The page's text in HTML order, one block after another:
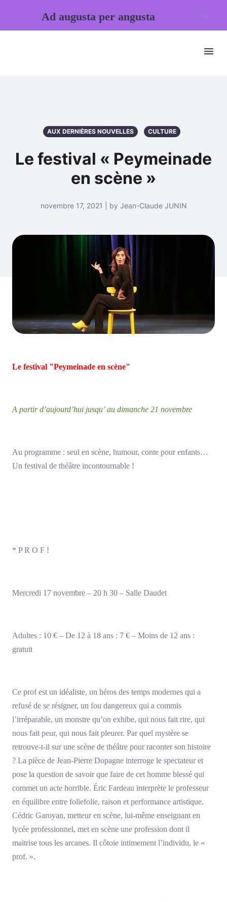
AUX DERNIÈRES NOUVELLES CULTURE
Le festival « Peymeinade
en scène »
novembre 17, 2021 | by Jean-Claude JUNIN
Le festival "Peymeinade en scène"
A partir d’aujourd’hui jusqu’au dimanche 21 novembre
Au programme : seul en scène, humour, conte pour enfants…
Un festival de théâtre incontournable !
* P R O F !
Mercredi 17 novembre – 20 h 30 – Salle Daudet
Adultes : 10 € – De 12 à 18 ans : 7 € – Moins de 12 ans :
gratuit
Ce prof est un idéaliste, un héros des temps modernes qui a
refusé de se résigner, un fou dangereux qui a commis
l’irréparable, un monstre qu’on exhibe, qui nous fait rire, qui
nous fait peur, qui nous fait pleurer. Par quel mystère se
retrouve-t-il sur une scène de théâtre pour raconter son histoire
? La pièce de Jean-Pierre Dopagne interroge le spectateur et
pose la question de savoir que faire de cet homme blessé qui
commet un acte horrible. Éric Fardeau interprète le professeur
en équilibre entre foliefolie, raison et performance artistique.
Cédric Garoyan, metteur en scène, lui-même enseignant en
lycée professionnel, met en scène une profession dont il
maitrise tous les arcanes. Il côtoie intimement l’individu, le «
prof. ».
Ad augusta per angusta